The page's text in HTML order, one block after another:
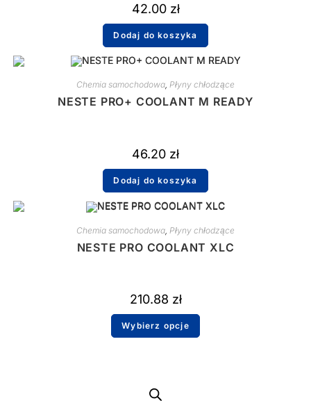
42.00 zł
Dodaj do koszyka
Chemia samochodowa, Płyny chłodzące
NESTE PRO+ COOLANT M READY
46.20 zł
Dodaj do koszyka
Chemia samochodowa Płyny chłodzące
NESTE PRO COOLANT XLC
210.88 zł
Wybierz opcje